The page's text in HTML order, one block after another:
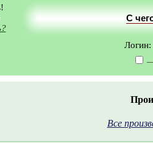
!
С
Логин:
—
Все